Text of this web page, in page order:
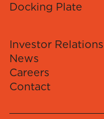
Docking Plate
Investor Relations
News
Careers
Contact